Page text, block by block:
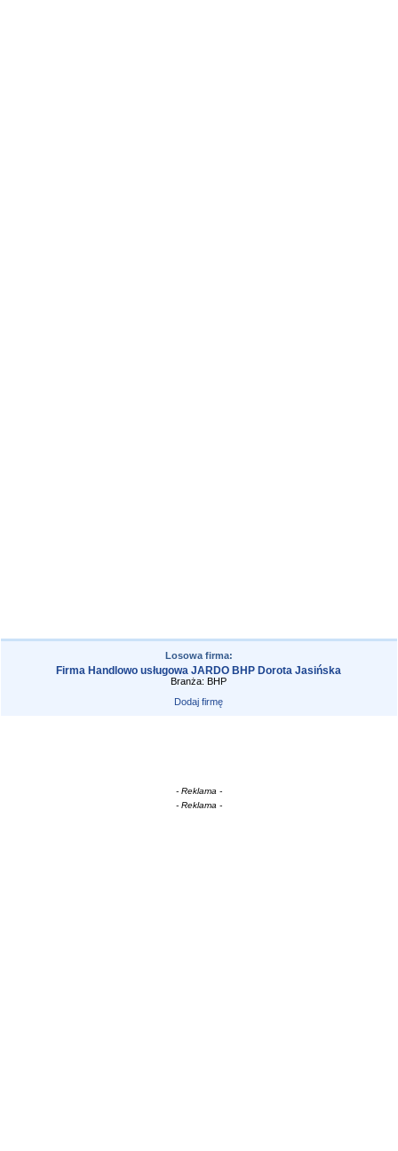
Losowa firma:
Firma Handlowo usługowa JARDO BHP Dorota Jasińska
Branża: BHP
Dodaj firmę
- Reklama -
- Reklama -